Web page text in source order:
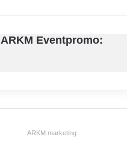
ARKM Eventpromo:
ARKM.marketing